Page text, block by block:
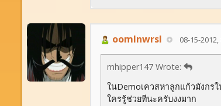
oomlnwrsl 08-15-2012,
mhipper147 Wrote:
ในDemoเควสหาลูกแก้วมังกร
ใครรู้ช่วยทีนะครับงงมาก